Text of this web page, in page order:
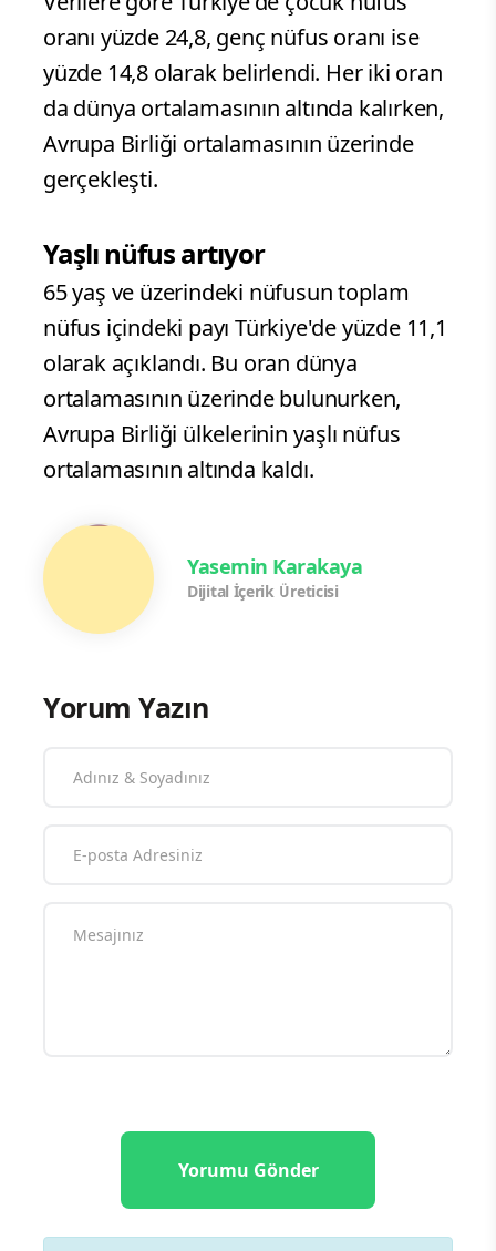
oranı yüzde 24,8, genç nüfus oranı ise
yüzde 14,8 olarak belirlendi. Her iki oran
da dünya ortalamasının altında kalırken,
Avrupa Birliği ortalamasının üzerinde
gerçekleşti.
Yaşlı nüfus artıyor
65 yaş ve üzerindeki nüfusun toplam
nüfus içindeki payı Türkiye'de yüzde 11,1
olarak açıklandı. Bu oran dünya
ortalamasının üzerinde bulunurken,
Avrupa Birliği ülkelerinin yaşlı nüfus
ortalamasının altında kaldı.
Yasemin Karakaya
Dijital İçerik Üreticisi
Yorum Yazın